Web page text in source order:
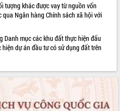
tượng khác được vay từ nguồn vốn
Ngân hàng Chính sách xã hội với
Danh mục các khu đất thực hiện đấu
dự án đầu tư có sử dụng đất trên